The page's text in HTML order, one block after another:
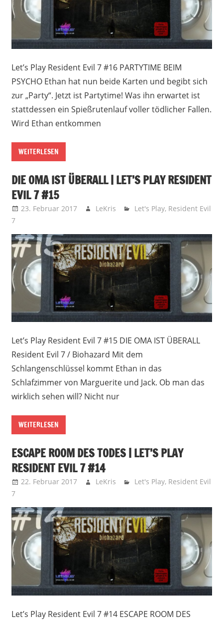
Let’s Play Resident Evil 7 #16 PARTYTIME BEIM
PSYCHO Ethan hat nun beide Karten und begibt sich
zur „Party“. Jetzt ist Partytime! Was ihn erwartet ist
stattdessen ein Spießrutenlauf voller tödlicher Fallen.
Wird Ethan entkommen
WEITERLESEN
DIE OMA IST ÜBERALL | LET’S PLAY RESIDENT
EVIL 7 #15
23. Februar 2017 LeKris Let's Play, Resident Evil
7
Let’s Play Resident Evil 7 #15 DIE OMA IST ÜBERALL
Resident Evil 7 / Biohazard Mit dem
Schlangenschlüssel kommt Ethan in das
Schlafzimmer von Marguerite und Jack. Ob man das
wirklich sehen will? Nicht nur
WEITERLESEN
ESCAPE ROOM DES TODES | LET’S PLAY
RESIDENT EVIL 7 #14
22. Februar 2017 LeKris Let's Play, Resident Evil
7
Let’s Play Resident Evil 7 #14 ESCAPE ROOM DES